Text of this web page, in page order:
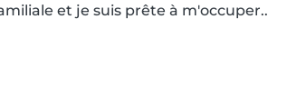
et je suis prête à m'occuper..